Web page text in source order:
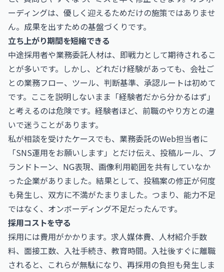
ーディングは、優しく迎えるためだけの施策ではありませ
ん。成果を出すための基盤づくりです。
立ち上がり期間を短縮できる
中途採用者や業務委託人材は、即戦力として期待されるこ
とが多いです。しかし、どれだけ経験があっても、会社ご
との業務フロー、ツール、判断基準、承認ルートは初めて
です。ここを説明しないまま「経験者だから分かるはず」
と考えるのは危険です。経験者ほど、前職のやり方との違
いで迷うことがあります。
私が相談を受けたケースでも、業務委託のWeb担当者に
「SNS運用をお願いします」とだけ伝え、投稿ルール、ブ
ランドトーン、NG表現、画像利用範囲を共有していなか
った企業がありました。結果として、投稿案の修正が何度
も発生し、双方に不満がたまりました。つまり、能力不足
ではなく、オンボーディング不足だったんです。
採用コストを守る
採用には費用がかかります。求人媒体費、人材紹介手数
料、面接工数、入社手続き、教育時間。入社後すぐに離職
されると、これらが無駄になり、再採用の負担も発生しま